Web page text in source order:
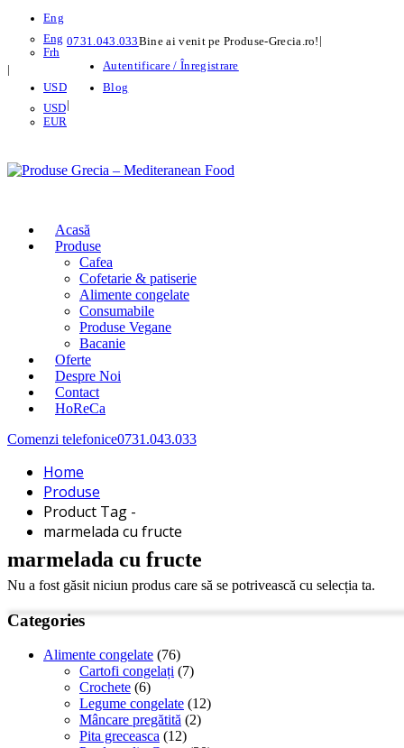
Eng
Eng
Frh
USD
USD
EUR
0731.043.033Bine ai venit pe Produse-Grecia.ro! |
Autentificare / Înregistrare
Blog
Acasă
Produse
Cafea
Cofetarie & patiserie
Alimente congelate
Consumabile
Produse Vegane
Bacanie
Oferte
Despre Noi
Contact
HoReCa
Comenzi telefonice0731.043.033
Home
Produse
Product Tag -
marmelada cu fructe
marmelada cu fructe
Nu a fost găsit niciun produs care să se potrivească cu selecția ta.
Categories
Alimente congelate (76)
Cartofi congelați (7)
Crochete (6)
Legume congelate (12)
Mâncare pregătită (2)
Pita greceasca (12)